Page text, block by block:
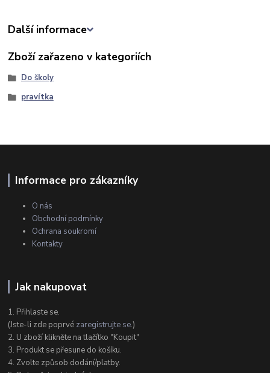
Další informace
Zboží zařazeno v kategoriích
Do školy
pravítka
Informace pro zákazníky
O nás
Obchodní podmínky
Ochrana soukromí
Kontakty
Jak nakupovat
1. Přihlaste se.
(Jste-li zde poprvé zaregistrujte se.)
2. U zboží klikněte na tlačítko "Koupit"
3. Produkt se přesune do košíku.
4. Zvolte způsob dodání/platby.